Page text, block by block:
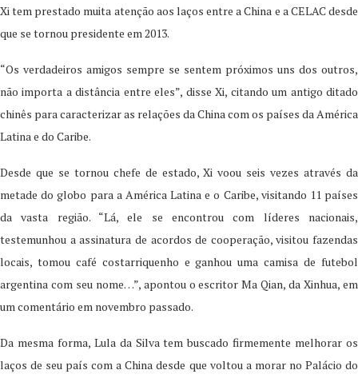
Xi tem prestado muita atenção aos laços entre a China e a CELAC desde
que se tornou presidente em 2013.
“Os verdadeiros amigos sempre se sentem próximos uns dos outros,
não importa a distância entre eles”, disse Xi, citando um antigo ditado
chinês para caracterizar as relações da China com os países da América
Latina e do Caribe.
Desde que se tornou chefe de estado, Xi voou seis vezes através da
metade do globo para a América Latina e o Caribe, visitando 11 países
da vasta região. “Lá, ele se encontrou com líderes nacionais,
testemunhou a assinatura de acordos de cooperação, visitou fazendas
locais, tomou café costarriquenho e ganhou uma camisa de futebol
argentina com seu nome…”, apontou o escritor Ma Qian, da Xinhua, em
um comentário em novembro passado.
Da mesma forma, Lula da Silva tem buscado firmemente melhorar os
laços de seu país com a China desde que voltou a morar no Palácio do